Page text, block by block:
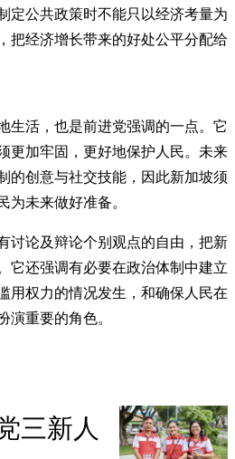
定公共政策时不能只以经济考量为
把经济增长带来的好处公平分配给
生活，也是前进党强调的一点。它
更加牢固，更好地保护人民。未来
的创意与社交技能，因此新加坡须
为未来做好准备。
讨论及辩论个别观点的自由，把新
它还强调有必要在政治体制中建立
用权力的情况发生，和确保人民在
演重要的角色。
三新人